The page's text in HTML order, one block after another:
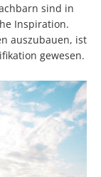
sind in
Inspiration.
auszubauen, ist
gewesen.